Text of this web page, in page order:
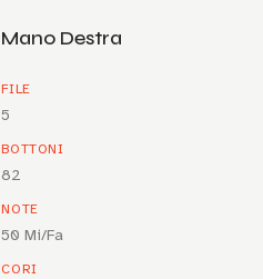
Mano Destra
FILE
5
BOTTONI
82
NOTE
50 Mi/Fa
CORI